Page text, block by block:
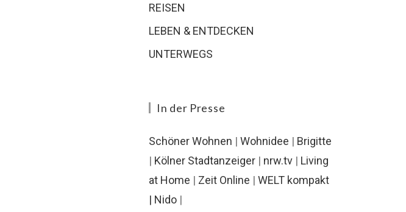
REISEN
LEBEN & ENTDECKEN
UNTERWEGS
In der Presse
Schöner Wohnen | Wohnidee | Brigitte
| Kölner Stadtanzeiger | nrw.tv | Living
at Home | Zeit Online | WELT kompakt
| Nido |